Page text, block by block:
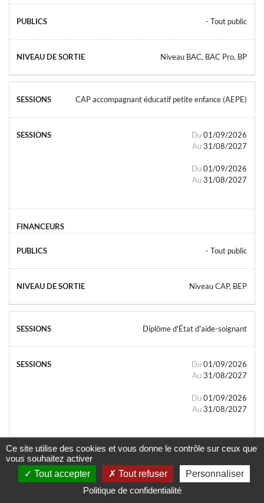
- Tout public
Niveau BAC, BAC Pro, BP
CAP accompagnant éducatif petite enfance (AEPE)
Du 01/09/2026
Au 31/08/2027
Du 01/09/2026
Au 31/08/2027
- Tout public
Niveau CAP, BEP
Diplôme d'État d'aide-soignant
Du 01/09/2026
Au 31/08/2027
Du 01/09/2026
Au 31/08/2027
- Tout public
Ce site utilise des cookies et vous donne le contrôle sur ceux que
vous souhaitez activer
Tout accepter
Tout refuser
Personnaliser
Politique de confidentialité